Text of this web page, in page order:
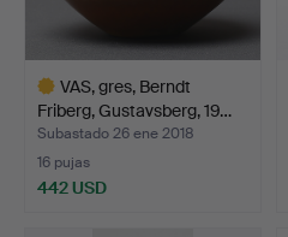
VAS, gres, Berndt
Friberg, Gustavsberg, 19…
Subastado 26 ene 2018
16 pujas
442 USD